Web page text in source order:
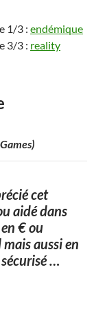
1/3 : endémique
3/3 : reality
cet
aidé dans
€ ou
aussi en
…